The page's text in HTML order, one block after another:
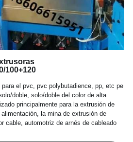
100+120
para el pvc, pvc polybutadience, pp, etc pe
doble, solo/doble del color de alta
principalmente para la extrusión de
la mina de extrusión de
cable, automotriz de arnés de cableado